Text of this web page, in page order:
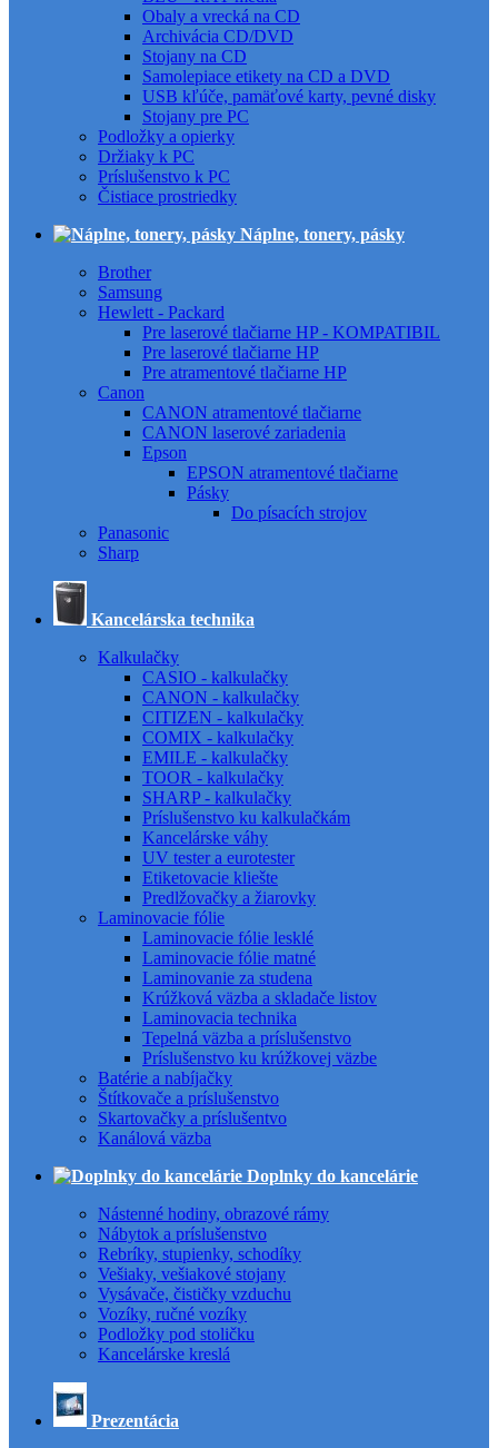
Obaly a vrecká na CD
Archivácia CD/DVD
Stojany na CD
Samolepiace etikety na CD a DVD
USB kľúče, pamäťové karty, pevné disky
Stojany pre PC
Podložky a opierky
Držiaky k PC
Príslušenstvo k PC
Čistiace prostriedky
Náplne, tonery, pásky
Brother
Samsung
Hewlett - Packard
Pre laserové tlačiarne HP - KOMPATIBIL
Pre laserové tlačiarne HP
Pre atramentové tlačiarne HP
Canon
CANON atramentové tlačiarne
CANON laserové zariadenia
Epson
EPSON atramentové tlačiarne
Pásky
Do písacích strojov
Panasonic
Sharp
Kancelárska technika
Kalkulačky
CASIO - kalkulačky
CANON - kalkulačky
CITIZEN - kalkulačky
COMIX - kalkulačky
EMILE - kalkulačky
TOOR - kalkulačky
SHARP - kalkulačky
Príslušenstvo ku kalkulačkám
Kancelárske váhy
UV tester a eurotester
Etiketovacie kliešte
Predlžovačky a žiarovky
Laminovacie fólie
Laminovacie fólie lesklé
Laminovacie fólie matné
Laminovanie za studena
Krúžková väzba a skladače listov
Laminovacia technika
Tepelná väzba a príslušenstvo
Príslušenstvo ku krúžkovej väzbe
Batérie a nabíjačky
Štítkovače a príslušenstvo
Skartovačky a príslušentvo
Kanálová väzba
Doplnky do kancelárie
Nástenné hodiny, obrazové rámy
Nábytok a príslušenstvo
Rebríky, stupienky, schodíky
Vešiaky, vešiakové stojany
Vysávače, čističky vzduchu
Vozíky, ručné vozíky
Podložky pod stoličku
Kancelárske kreslá
Prezentácia